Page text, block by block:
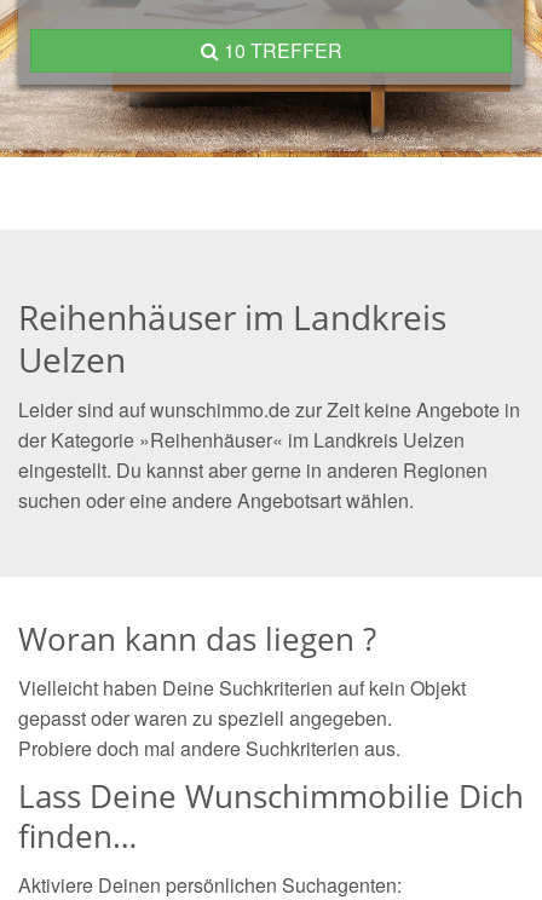
10 TREFFER
Reihenhäuser im Landkreis
Uelzen
Leider sind auf wunschimmo.de zur Zeit keine Angebote in
der Kategorie »Reihenhäuser« im Landkreis Uelzen
eingestellt. Du kannst aber gerne in anderen Regionen
suchen oder eine andere Angebotsart wählen.
Woran kann das liegen ?
Vielleicht haben Deine Suchkriterien auf kein Objekt
gepasst oder waren zu speziell angegeben.
Probiere doch mal andere Suchkriterien aus.
Lass Deine Wunschimmobilie Dich
finden…
Aktiviere Deinen persönlichen Suchagenten: